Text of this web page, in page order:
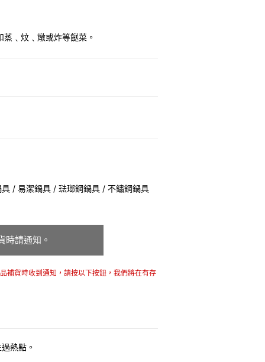
﹑炆﹑燉或炸等餸菜。
/ 易潔鍋具 / 琺瑯鋼鍋具 / 不鏽鋼鍋具
時請通知。
補貨時收到通知，請按以下按鈕，我們將在有存
熱點。